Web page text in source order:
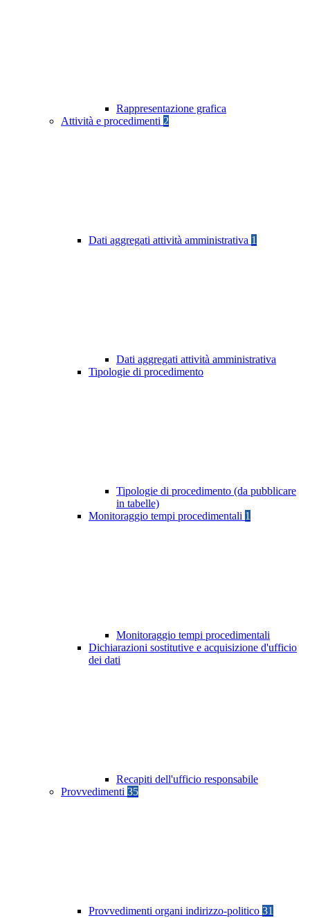
Rappresentazione grafica
Attività e procedimenti 2
Dati aggregati attività amministrativa 1
Dati aggregati attività amministrativa
Tipologie di procedimento
Tipologie di procedimento (da pubblicare
in tabelle)
Monitoraggio tempi procedimentali 1
Monitoraggio tempi procedimentali
Dichiarazioni sostitutive e acquisizione d'ufficio
dei dati
Recapiti dell'ufficio responsabile
Provvedimenti 35
Provvedimenti organi indirizzo-politico 31